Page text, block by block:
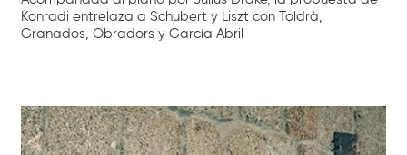
Konradi entrelaza a Schubert y Liszt con Toldrà,
Granados, Obradors y García Abril